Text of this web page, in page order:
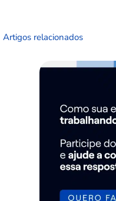
Artigos relacionados